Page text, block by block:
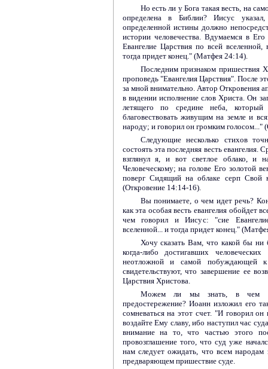
Но есть ли у Бога такая весть, на
определена в Библии? Иисус
определенной истины должно
истории человечества. Вдумаемся в
Евангелие Царствия по всей
тогда придет конец." (Матфея 24:14).
Последним признаком пришествия
проповедь "Евангелия Царствия". После
за мной внимательно. Автор Откровения
в видении исполнение слов Христа. Он
летящего по средине неба,
благовествовать живущим на земле и
народу; и говорил он громким голосом..."
Следующие несколько стихов
состоять эта последняя весть
взглянул я, и вот светлое облако, и
Человеческому; на голове Его золотой
поверг Сидящий на облаке серп Свой
(Откровение 14:14-16).
Вы понимаете, о чем идет речь?
как эта особая весть евангелия обойдет
чем говорил и Иисус: "сие
вселенной... и тогда придет конец."
Хочу сказать Вам, что какой бы ни
когда-либо достигавших
неотложной и самой побуждающей
свидетельствуют, что завершение ее
Царствия Христова.
Можем ли мы знать, в чем
предостережение? Иоанн изложил его
сомневаться на этот счет. "И говорил
воздайте Ему славу, ибо наступил час
внимание на то, что частью этого
провозглашение того, что суд уже
нам следует ожидать, что всем
предваряющем пришествие суде.